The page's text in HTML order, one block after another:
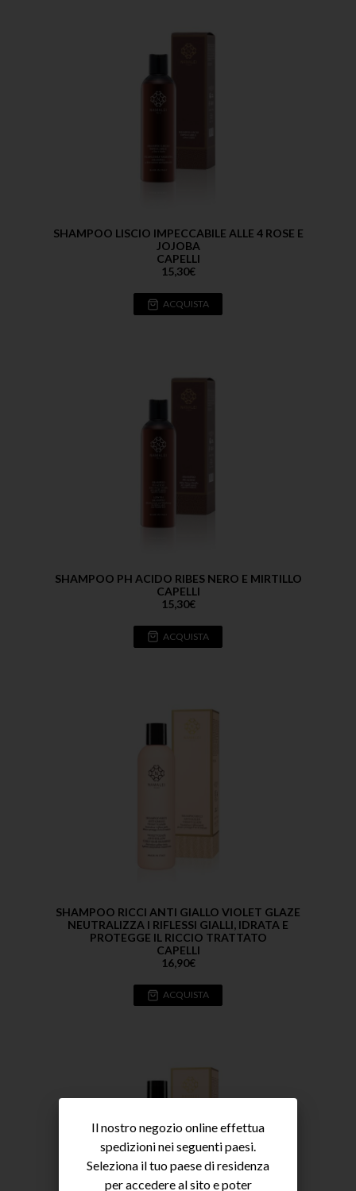
SHAMPOO LISCIO IMPECCABILE ALLE 4 ROSE E
JOJOBA
CAPELLI
15,30€
ACQUISTA
SHAMPOO PH ACIDO RIBES NERO E MIRTILLO
CAPELLI
15,30€
ACQUISTA
SHAMPOO RICCI ANTI GIALLO VIOLET GLAZE
NEUTRALIZZA I RIFLESSI GIALLI, IDRATA E
PROTEGGE IL RICCIO TRATTATO
CAPELLI
16,90€
ACQUISTA
Il nostro negozio online effettua
spedizioni nei seguenti paesi.
Seleziona il tuo paese di residenza
per accedere al sito e poter